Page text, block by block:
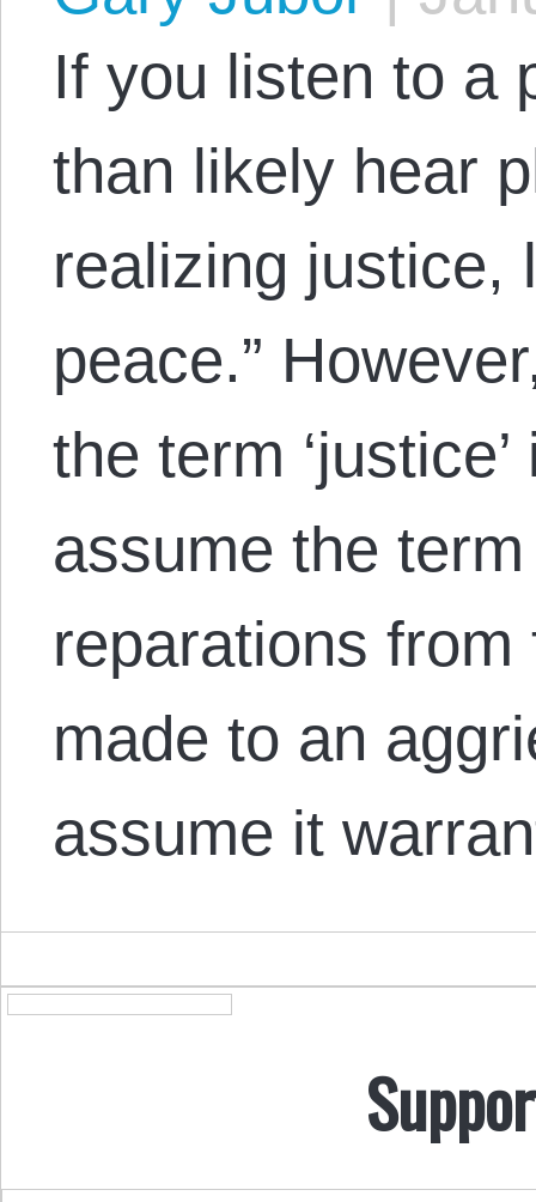
If you listen to a
than likely hear
realizing justice,
peace.”
the term
assume the
reparations
made to an
assume it